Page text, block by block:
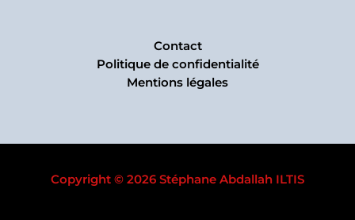
Contact
Politique de confidentialité
Mentions légales
Copyright © 2026 Stéphane Abdallah ILTIS